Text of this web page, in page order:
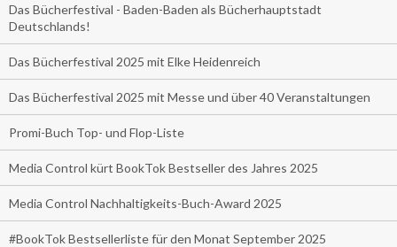
Das Bücherfestival - Baden-Baden als Bücherhauptstadt
Deutschlands!
Das Bücherfestival 2025 mit Elke Heidenreich
Das Bücherfestival 2025 mit Messe und über 40 Veranstaltungen
Promi-Buch Top- und Flop-Liste
Media Control kürt BookTok Bestseller des Jahres 2025
Media Control Nachhaltigkeits-Buch-Award 2025
#BookTok Bestsellerliste für den Monat September 2025